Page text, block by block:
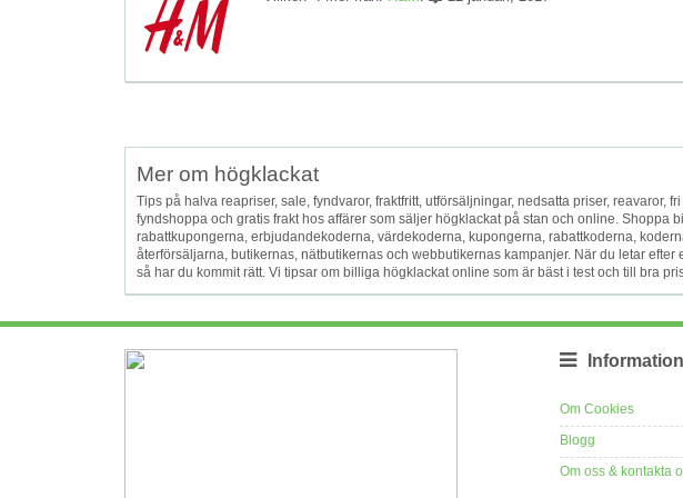
Mer om högklackat
Tips på halva reapriser, sale, fyndvaror, fraktfritt, utförsäljningar, nedsatta priser, reavaror,
fyndshoppa och gratis frakt hos affärer som säljer högklackat på stan och online. Shoppa
rabattkupongerna, erbjudandekoderna, värdekoderna, kupongerna, rabattkoderna,
återförsäljarna, butikernas, nätbutikernas och webbutikernas kampanjer. När du letar
så har du kommit rätt. Vi tipsar om billiga högklackat online som är bäst i test och till bra
Information
Om Cookies
Blogg
Om oss & kontakta